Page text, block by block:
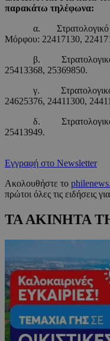
παρακάτω τηλέφωνα:
α. Στρατολογικό
Μόρφου: 22417130,
β. Στρατολογικό
25413368, 25369850.
γ. Στρατολογικό
24625376, 24411300,
δ. Στρατολογικό
25413949.
Εγγραφή στο Newsletter
Ακολουθήστε το
πρώτοι όλες τις ειδήσεις
ΤΑ ΑΚΙΝΗΤΑ